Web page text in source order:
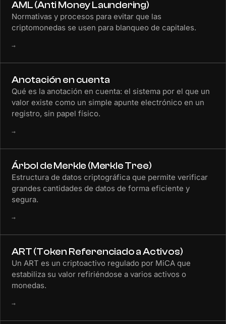
AML (Anti Money Laundering)
Normativas y procesos para evitar que las
criptomonedas se usen para blanqueo de capitales.
→
Anotación en cuenta
Qué es la anotación en cuenta: el sistema por el que un
valor existe como un simple apunte electrónico en un
registro, sin papel físico.
→
Árbol de Merkle (Merkle Tree)
Estructura de datos criptográfica que permite verificar
grandes cantidades de datos de forma eficiente y
segura.
→
ART (Token Referenciado a Activos)
Un ART es un criptoactivo regulado por MiCA que
estabiliza su valor refiriéndose a varios activos o
monedas.
→